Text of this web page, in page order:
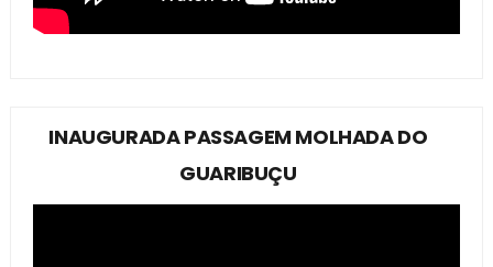
INAUGURADA PASSAGEM MOLHADA DO
GUARIBUÇU